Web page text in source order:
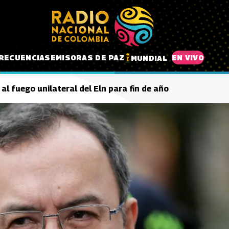
EMISORAS DE PAZ MUNDIAL EN VIVO
fuego unilateral del Eln para fin de año